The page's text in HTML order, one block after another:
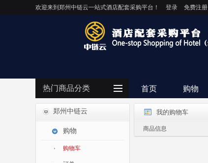
欢迎来到郑州中链云一站式酒店配套采购平台！ 登录 免费注册
热门商品分类 首页 购物
郑州中链云
购物
购物车
我的购物车
商品信息